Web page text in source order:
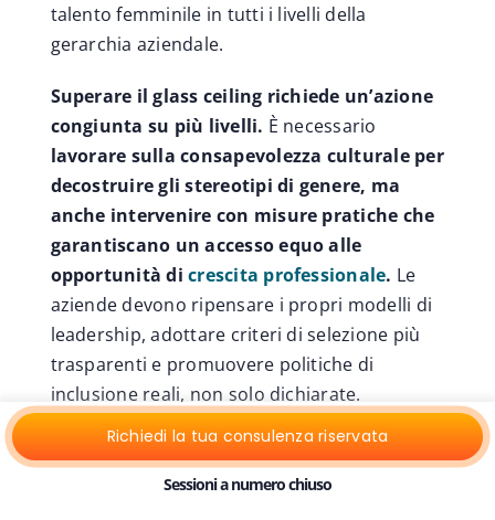
talento femminile in tutti i livelli della
gerarchia aziendale.
Superare il glass ceiling richiede un’azione
congiunta su più livelli. È necessario
lavorare sulla consapevolezza culturale per
decostruire gli stereotipi di genere, ma
anche intervenire con misure pratiche che
garantiscano un accesso equo alle
opportunità dicrescita professionale. Le
aziende devono ripensare i propri modelli di
leadership, adottare criteri di selezione più
trasparenti e promuovere politiche di
inclusione reali, non solo dichiarate.
Come superare il
Richiedi la tua consulenza riservata
Sessioni a numero chiuso